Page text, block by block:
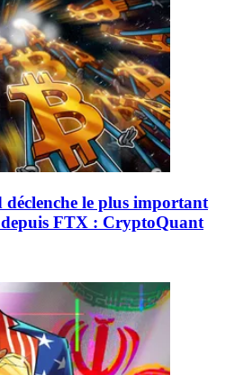
le plus important
FTX : CryptoQuant